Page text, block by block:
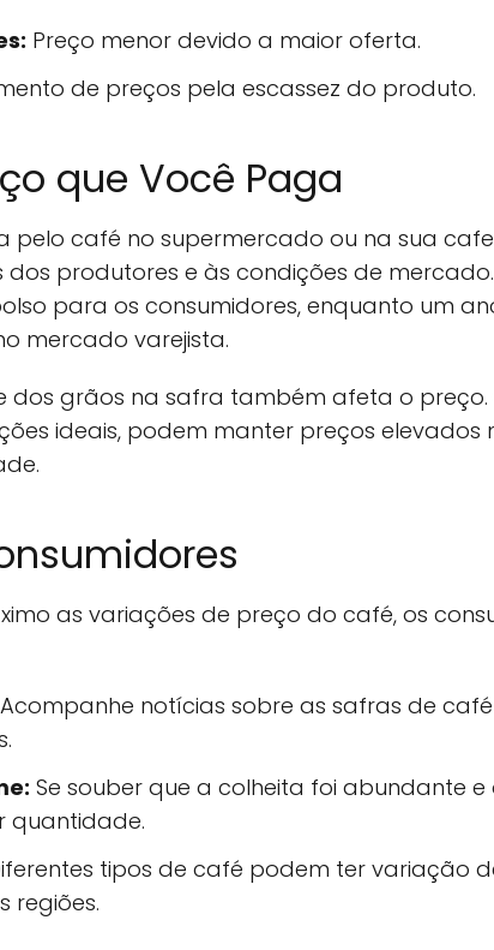
Preço menor devido a maior oferta.
de preços pela escassez do produto.
que Você Paga
pelo café no supermercado ou na sua
dos produtores e às condições de
para os consumidores, enquanto um
mercado varejista.
dos grãos na safra também afeta o
ideais, podem manter preços
as variações de preço do café, os
Acompanhe notícias sobre as safras de
Se souber que a colheita foi abundante
quantidade.
tipos de café podem ter variação
regiões.